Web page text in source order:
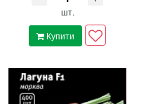
шт.
Купити